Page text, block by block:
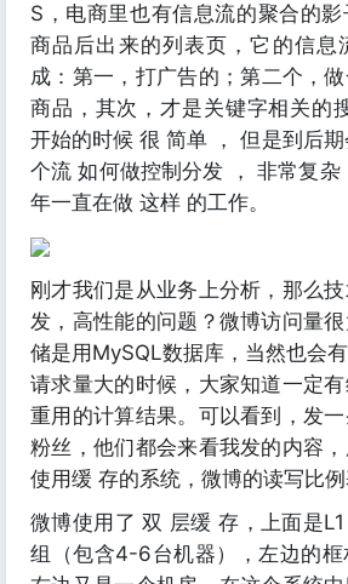
S，电商里也有信息流的聚合的
商品后出来的列表页，它的信息
成：第一，打广告的；第二个，
商品，其次，才是关键字相关的
开始的时候 很 简单 ， 但是到后
个流 如何做控制分发 ， 非常复
年一直在做 这样 的工作。
刚才我们是从业务上分析，那么
发，高性能的问题？微博访问量
储是用MySQL数据库，当然也会
请求量大的时候，大家知道一定
重用的计算结果。可以看到，发
粉丝，他们都会来看我发的内容
使用缓 存的系统，微博的读写比例
微博使用了 双 层缓 存，上面是
组（包含4-6台机器），左边的框